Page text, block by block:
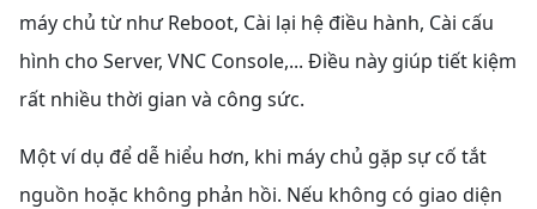
máy chủ từ như Reboot, Cài lại hệ điều hành, Cài cấu
hình cho Server, VNC Console,... Điều này giúp tiết kiệm
rất nhiều thời gian và công sức.
Một ví dụ để dễ hiểu hơn, khi máy chủ gặp sự cố tắt
nguồn hoặc không phản hồi. Nếu không có giao diện